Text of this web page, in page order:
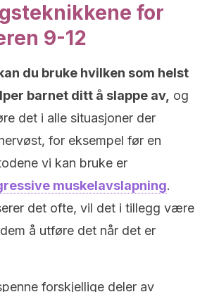
for
9-12
du bruke hvilken som helst
barnet ditt å slappe av, og
det i alle situasjoner der
for eksempel før en
vi kan bruke er
muskelavslapning.
det ofte, vil det i tillegg være
å utføre det når det er
forskjellige deler av